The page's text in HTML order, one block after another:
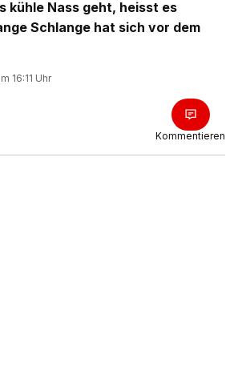
kühle Nass geht, heisst es
Schlange hat sich vor dem
16:11 Uhr
Kommentieren